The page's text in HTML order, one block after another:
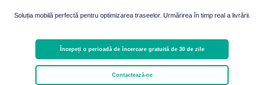
Soluția mobilă perfectă pentru optimizarea traseelor. Urmărirea în timp real a livrării.
Începeți o perioadă de încercare gratuită de 30 de zile
Contactează-ne